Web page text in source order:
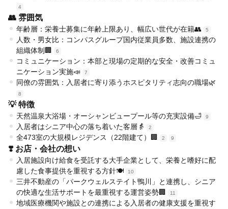
4
👥 雰囲気
年齢層：栄養士募集に年齢上限あり、幅広い世代が在籍👥 5
人数・男女比：コンパスグループ国内従業員多数、施設連携の
組織体制🏢
6
コミュニケーション：本部と現場の定期的な安全・改善コミュ
ニケーション実施📣
7
同僚の雰囲気：入居者に寄り添うホスピタリティ志向の職場🌿
8
💡 特徴
天然温泉大浴場・オーシャンビュープール等の充実設備🛁 9
入居者はシニア中心の落ち着いた客層👵 2
全473室の大規模レジデンス（22階建て）🏢 2 9
❣️ お店・会社の想い
入居施設向け給食を受託する大手企業として、栄養と嗜好に配
慮した食事提供を重視する方針🍽️
10
三井不動産の「パークウェルステイト鴨川」と連携し、シニア
の快適な生活サポートを最重視する運営姿勢🏢
11
地域医療機関や施設との連携による入居者の健康支援を重視す